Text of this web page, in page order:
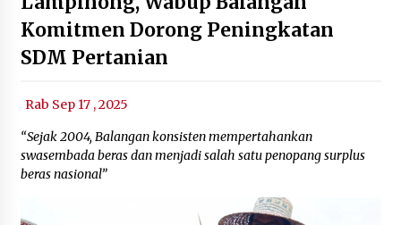
Komitmen Dorong Peningkatan
SDM Pertanian
Rab Sep 17 , 2025
“Sejak 2004, Balangan konsisten mempertahankan
swasembada beras dan menjadi salah satu penopang surplus
beras nasional”